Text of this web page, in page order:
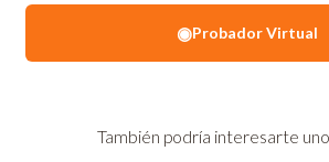
◉Probador Virtual
También podría interesarte